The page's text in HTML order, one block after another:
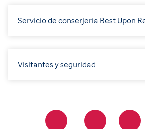
Servicio de conserjería Best Upon
Visitantes y seguridad